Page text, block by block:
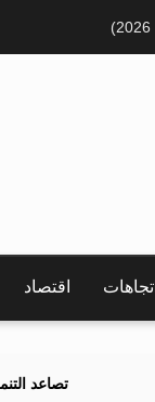
اتجاهات اقتصاد
تصاعد